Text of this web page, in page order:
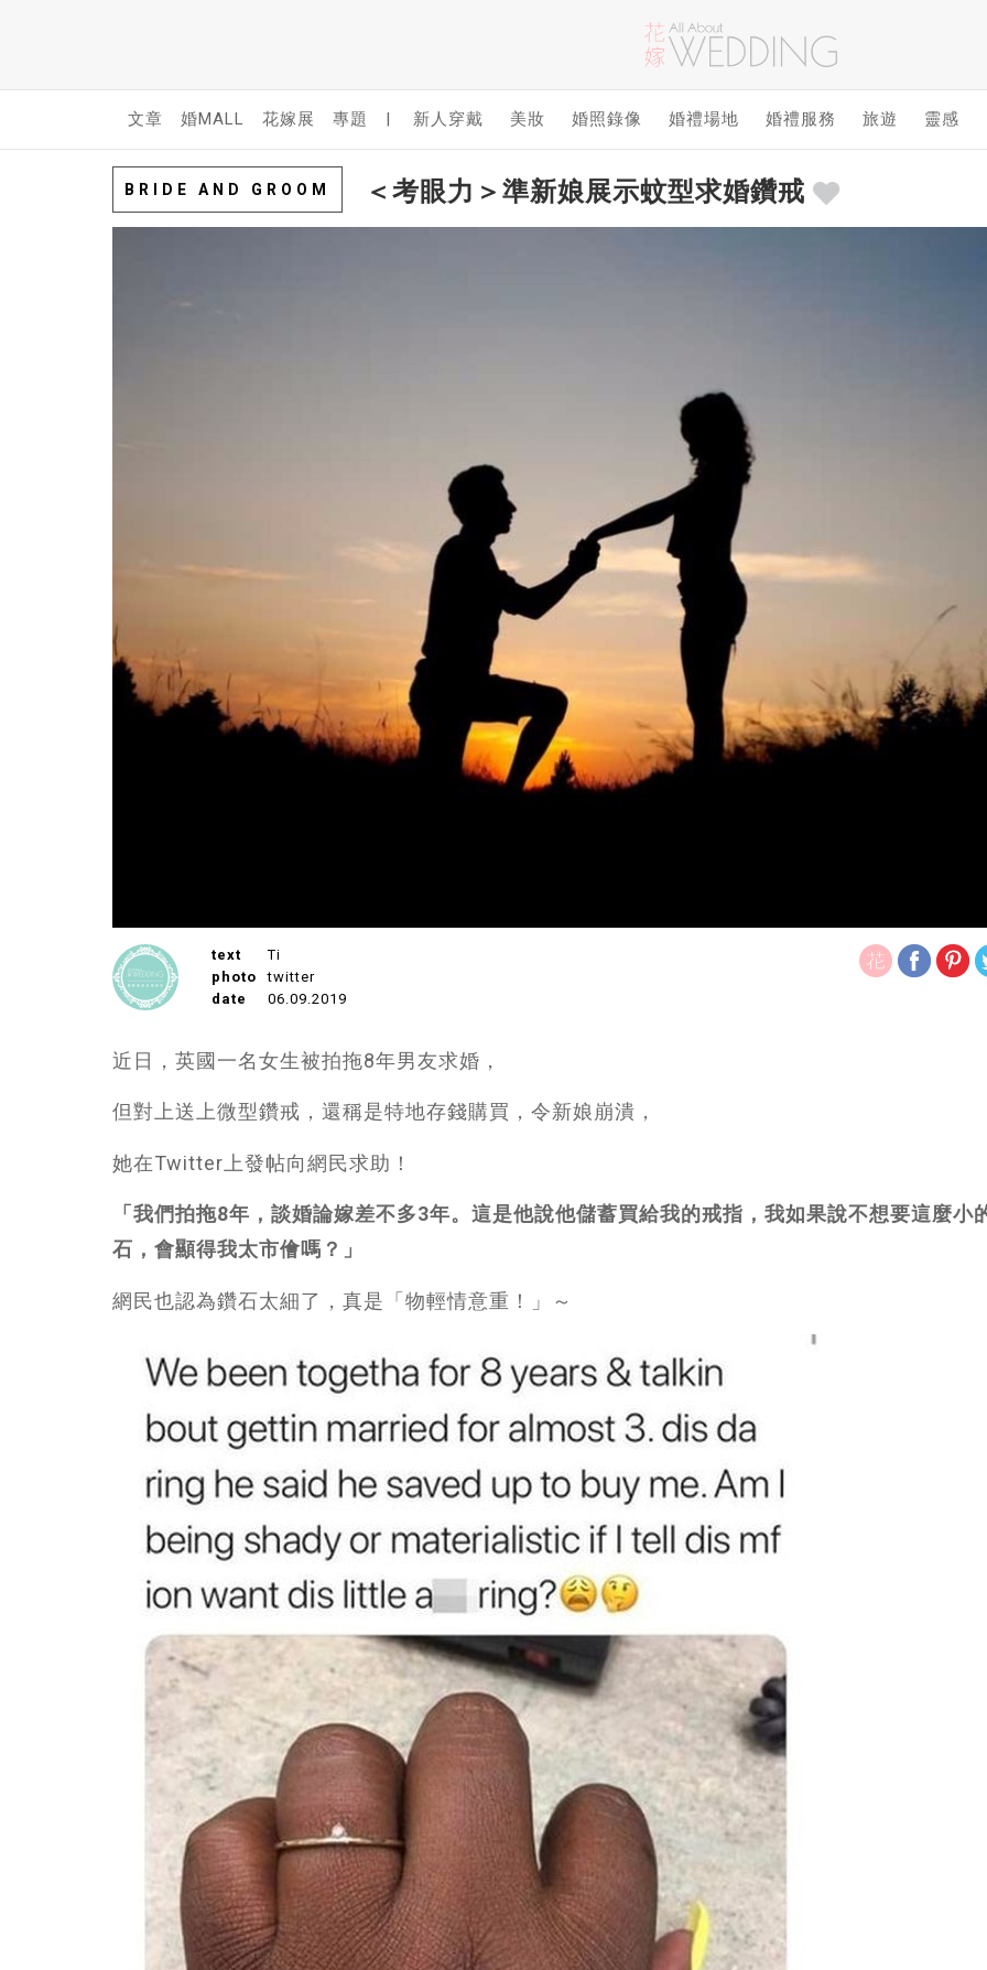
文章 婚MALL 花嫁展 專題 | 新人穿戴 美妝 婚照錄像 婚禮場地 婚禮服務 旅遊 靈感
BRIDE AND GROOM ＜考眼力＞準新娘展示蚊型求婚鑽戒
text
Ti
photo
twitter
date
06.09.2019
近日，英國一名女生被拍拖8年男友求婚，
但對上送上微型鑽戒，還稱是特地存錢購買，令新娘崩潰，
她在Twitter上發帖向網民求助！
「我們拍拖8年，談婚論嫁差不多3年。這是他說他儲蓄買給我的戒指，我如果說不想要這麼小
石，會顯得我太市儈嗎？」
網民也認為鑽石太細了，真是「物輕情意重！」～